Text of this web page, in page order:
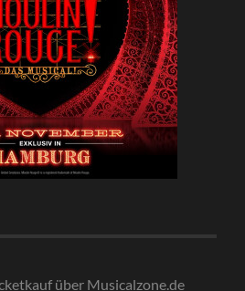
über Musicalzone.de